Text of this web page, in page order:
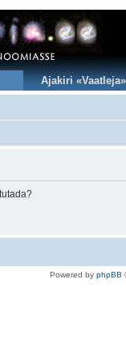
Ajakiri «Vaatleja»
Powered by phpBB